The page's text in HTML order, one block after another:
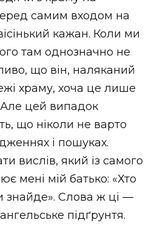
самим входом на
кажан. Коли ми
там однозначно не
що він, наляканий
храму, хоча це лише
цей випадок
що ніколи не варто
і пошуках.
вислів, який із самого
мені мій батько: «Хто
знайде». Слова ж ці —
підґрунтя.